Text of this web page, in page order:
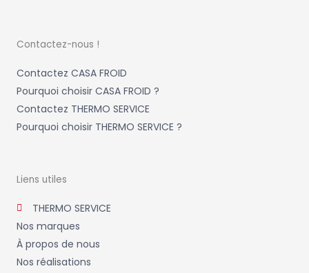
Contactez-nous !
Contactez CASA FROID
Pourquoi choisir CASA FROID ?
Contactez THERMO SERVICE
Pourquoi choisir THERMO SERVICE ?
Liens utiles
THERMO SERVICE
Nos marques
À propos de nous
Nos réalisations